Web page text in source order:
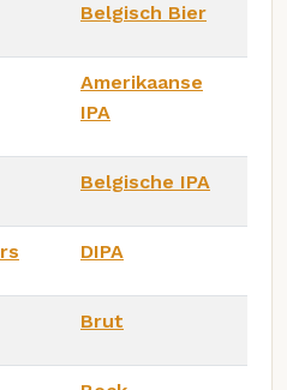
Belgisch Bier
Amerikaanse
IPA
Belgische IPA
DIPA
Brut